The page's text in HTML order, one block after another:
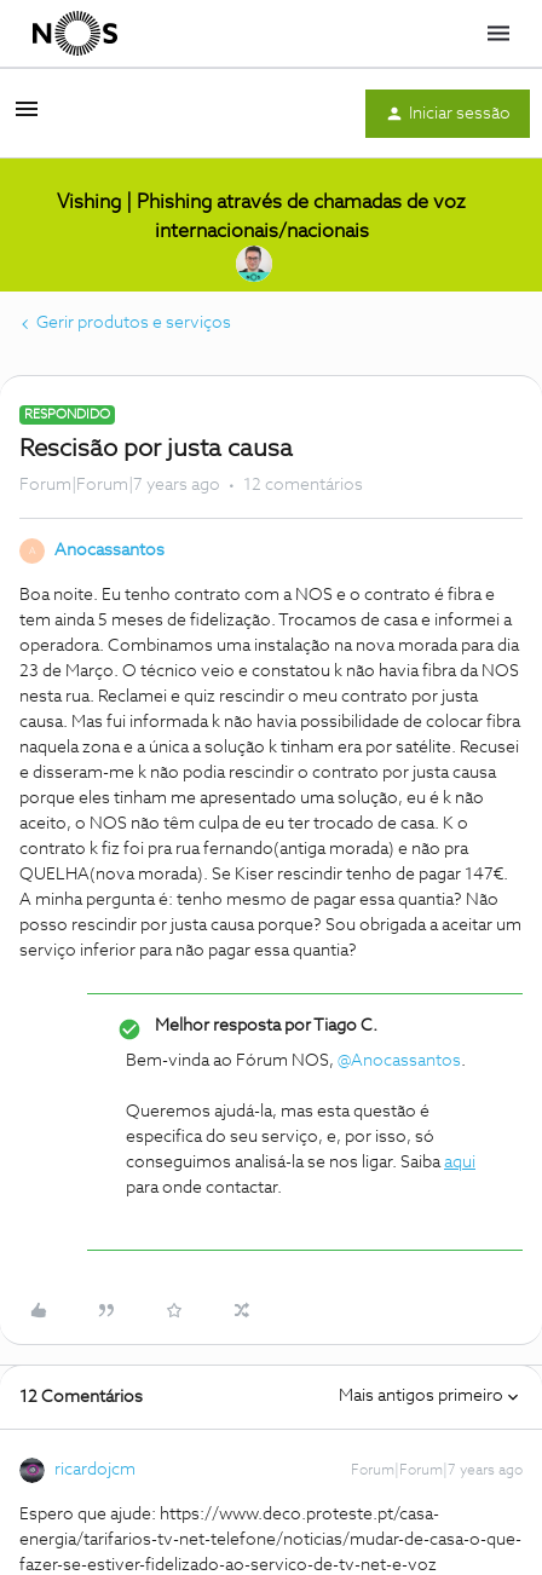
Menu
Iniciar sessão
Vishing | Phishing através de chamadas de voz
internacionais/nacionais
Gerir produtos e serviços
RESPONDIDO
Rescisão por justa causa
Forum|Forum|7 years ago 12 comentários
A Anocassantos
Boa noite. Eu tenho contrato com a NOS e o contrato é fibra e
tem ainda 5 meses de fidelização. Trocamos de casa e informei a
operadora. Combinamos uma instalação na nova morada para dia
23 de Março. O técnico veio e constatou k não havia fibra da NOS
nesta rua. Reclamei e quiz rescindir o meu contrato por justa
causa. Mas fui informada k não havia possibilidade de colocar fibra
naquela zona e a única a solução k tinham era por satélite. Recusei
e disseram-me k não podia rescindir o contrato por justa causa
porque eles tinham me apresentado uma solução, eu é k não
aceito, o NOS não têm culpa de eu ter trocado de casa. K o
contrato k fiz foi pra rua fernando(antiga morada) e não pra
QUELHA(nova morada). Se Kiser rescindir tenho de pagar 147€.
A minha pergunta é: tenho mesmo de pagar essa quantia? Não
posso rescindir por justa causa porque? Sou obrigada a aceitar um
serviço inferior para não pagar essa quantia?
Melhor resposta porTiago C.
Bem-vinda ao Fórum NOS, @Anocassantos.
Queremos ajudá-la, mas esta questão é
especifica do seu serviço, e, por isso, só
conseguimos analisá-la se nos ligar. Saibaaqui
para onde contactar.
12 Comentários Mais antigos primeiro
ricardojcm Forum|Forum|7 years ago
Espero que ajude: https://www.deco.proteste.pt/casa-
energia/tarifarios-tv-net-telefone/noticias/mudar-de-casa-o-que-
fazer-se-estiver-fidelizado-ao-servico-de-tv-net-e-voz